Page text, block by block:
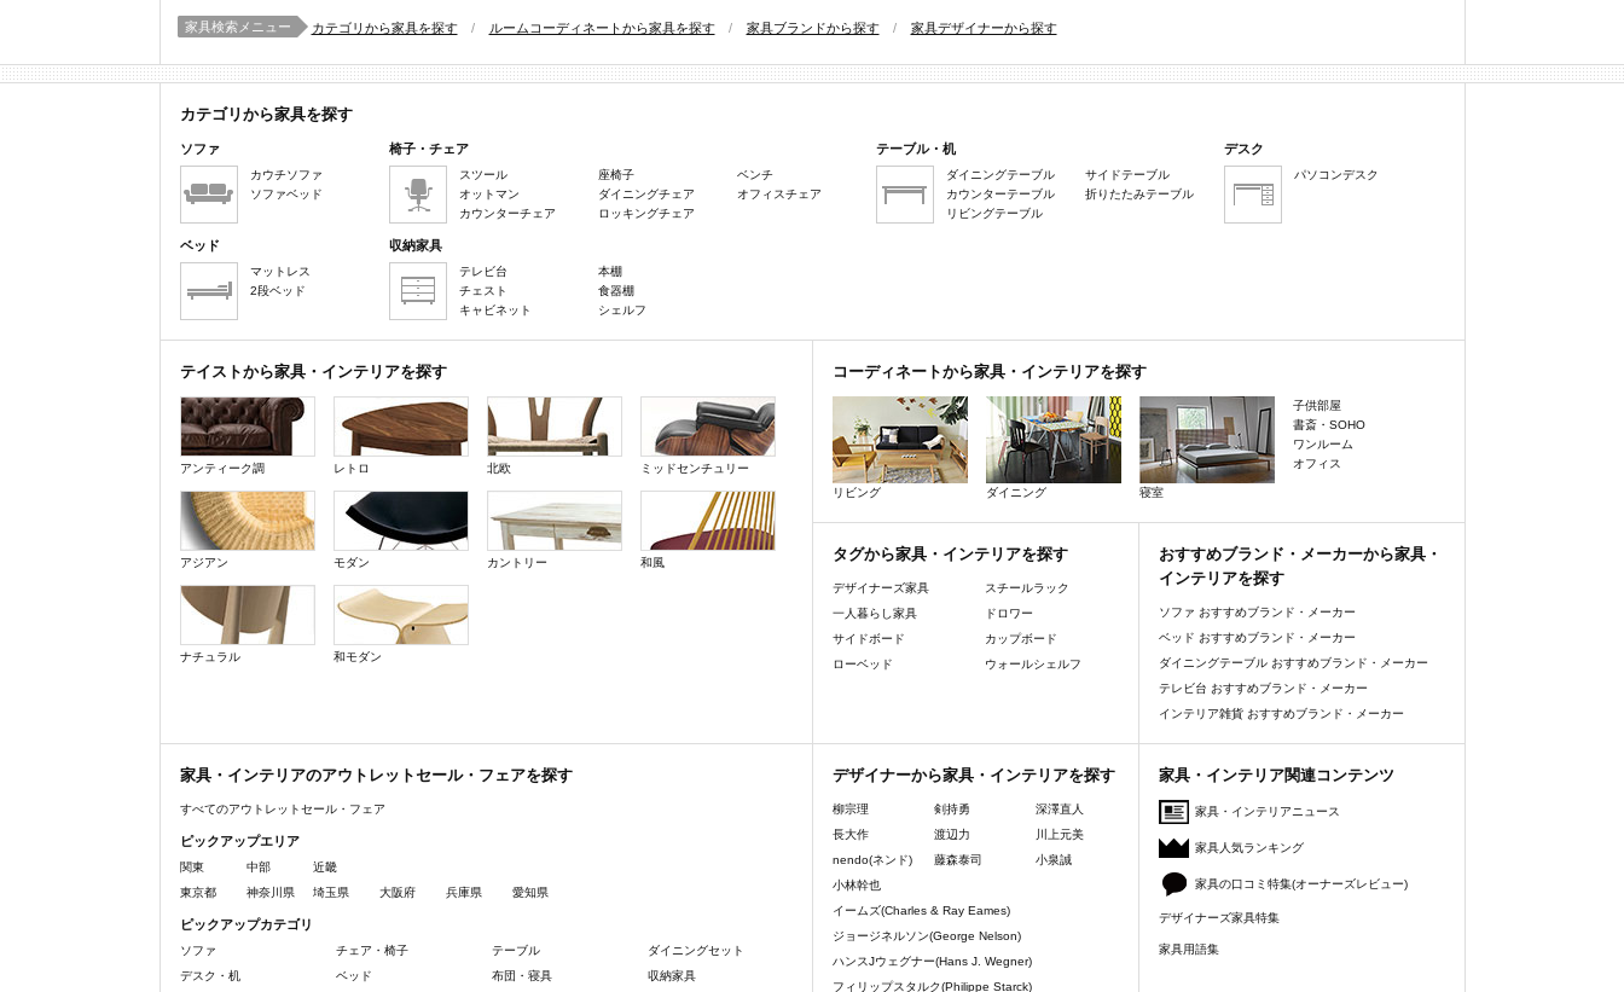
家具検索メニュー カテゴリから家具を探す / ルームコーディネートから家具を探す / 家具ブランドから探す / 家具デザイナーから探す
カテゴリから家具を探す
ソファ
カウチソファ
ソファベッド
椅子・チェア
スツール
オットマン
カウンターチェア
座椅子
ダイニングチェア
ロッキングチェア
ベンチ
オフィスチェア
テーブル・机
ダイニングテーブル
カウンターテーブル
リビングテーブル
サイドテーブル
折りたたみテーブル
デスク
パソコンデスク
ベッド
マットレス
2段ベッド
収納家具
テレビ台
チェスト
キャビネット
本棚
食器棚
シェルフ
テイストから家具・インテリアを探す
アンティーク調 レトロ 北欧 ミッドセンチュリー
アジアン モダン カントリー 和風
ナチュラル 和モダン
コーディネートから家具・インテリアを探す
リビング ダイニング 寝室
子供部屋
書斎・SOHO
ワンルーム
オフィス
タグから家具・インテリアを探す
デザイナーズ家具
一人暮らし家具
サイドボード
ローベッド
スチールラック
ドロワー
カップボード
ウォールシェルフ
おすすめブランド・メーカーから家具・
インテリアを探す
ソファ おすすめブランド・メーカー
ベッド おすすめブランド・メーカー
ダイニングテーブル おすすめブランド・メーカー
テレビ台 おすすめブランド・メーカー
インテリア雑貨 おすすめブランド・メーカー
家具・インテリアのアウトレットセール・フェアを探す
すべてのアウトレットセール・フェア
ピックアップエリア
関東 中部
近畿
東京都
神奈川県 埼玉県 大阪府 兵庫県 愛知県
ピックアップカテゴリ
ソファ チェア・椅子 テーブル
ダイニングセット
デスク・机
ベッド 布団・寝具 収納家具
デザイナーから家具・インテリアを探す
柳宗理 剣持勇
深澤直人
長大作
渡辺力
川上元美
nendo(ネンド)
藤森泰司
小泉誠
小林幹也
イームズ(Charles & Ray Eames)
ジョージネルソン(George Nelson)
ハンスJウェグナー(Hans J. Wegner)
フィリップスタルク(Philippe Starck)
家具・インテリア関連コンテンツ
家具・インテリアニュース
家具人気ランキング
家具の口コミ特集(オーナーズレビュー)
デザイナーズ家具特集
家具用語集